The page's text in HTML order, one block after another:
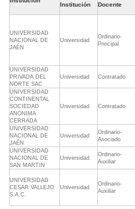
Institución Docente
UNIVERSIDAD
NACIONAL DE
JAÉN
Universidad
Ordinario-
Principal
UNIVERSIDAD
PRIVADA DEL
NORTE SAC
Universidad Contratado
UNIVERSIDAD
CONTINENTAL
SOCIEDAD
ANONIMA
CERRADA
Universidad Contratado
UNIVERSIDAD
NACIONAL DE
JAÉN
Universidad
Ordinario-
Asociado
UNIVERSIDAD
NACIONAL DE
SAN MARTIN
Universidad
Ordinario-
Auxiliar
UNIVERSIDAD
CESAR VALLEJO
S.A.C.
Universidad
Ordinario-
Auxiliar